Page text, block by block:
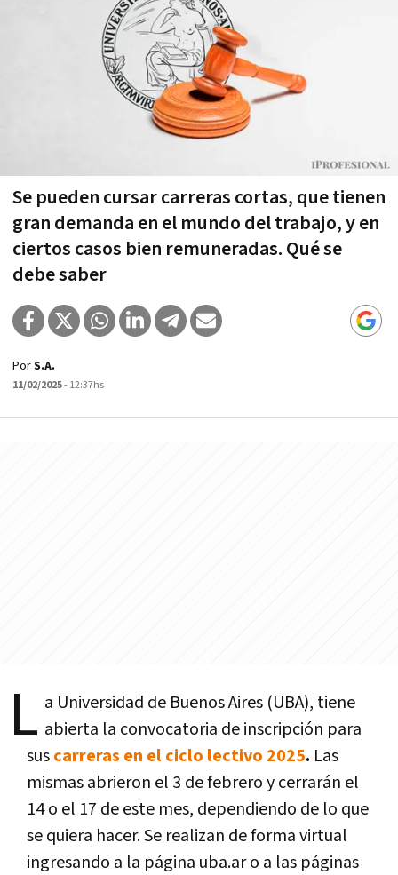
Se pueden cursar carreras cortas, que tienen
gran demanda en el mundo del trabajo, y en
ciertos casos bien remuneradas. Qué se
debe saber
PorS.A.
11/02/2025- 12:37hs
L a Universidad de Buenos Aires (UBA), tiene
abierta la convocatoria de inscripción para
suscarreras en el ciclo lectivo 2025. Las
mismas abrieron el 3 de febrero y cerrarán el
14 o el 17 de este mes, dependiendo de lo que
se quiera hacer. Se realizan de forma virtual
ingresando a la página uba.ar o a las páginas